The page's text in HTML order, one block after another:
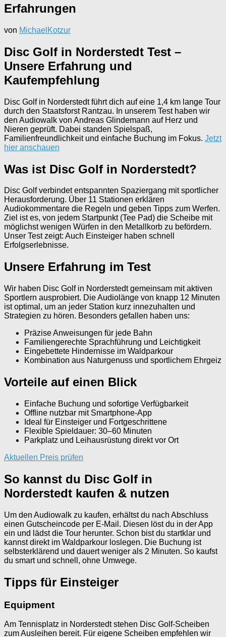
Erfahrungen
von MichaelKotzur
Disc Golf in Norderstedt Test –
Unsere Erfahrung und
Kaufempfehlung
Disc Golf in Norderstedt führt dich auf eine 1,4 km lange Tour
durch den Staatsforst Rantzau. In unserem Test haben wir
den Audiowalk von Andreas Glindemann auf Herz und
Nieren geprüft. Dabei standen Spielspaß,
Familienfreundlichkeit und einfache Buchung im Fokus. Jetzt
hier anschauen
Was ist Disc Golf in Norderstedt?
Disc Golf verbindet entspannten Spaziergang mit sportlicher
Herausforderung. Über 11 Stationen erklären
Audiokommentare die Regeln und geben Tipps zum Werfen.
Ziel ist es, von jedem Startpunkt (Tee Pad) die Scheibe mit
möglichst wenigen Würfen in den Metallkorb zu befördern.
Unser Test zeigt: Auch Einsteiger haben schnell
Erfolgserlebnisse.
Unsere Erfahrung im Test
Wir haben Disc Golf in Norderstedt gemeinsam mit aktiven
Sportlern ausprobiert. Die Audiolänge von knapp 12 Minuten
ist optimal, um an jeder Station kurz innezuhalten und
Strategien zu hören. Besonders gefallen haben uns:
Präzise Anweisungen für jede Bahn
Familiengerechte Sprachführung und Leichtigkeit
Eingebettete Hindernisse im Waldparkour
Kombination aus Naturgenuss und sportlichem Ehrgeiz
Vorteile auf einen Blick
Einfache Buchung und sofortige Verfügbarkeit
Offline nutzbar mit Smartphone-App
Ideal für Einsteiger und Fortgeschrittene
Flexible Spieldauer: 30–60 Minuten
Parkplatz und Leihausrüstung direkt vor Ort
Aktuellen Preis prüfen
So kannst du Disc Golf in
Norderstedt kaufen & nutzen
Um den Audiowalk zu kaufen, erhältst du nach Abschluss
einen Gutscheincode per E-Mail. Diesen löst du in der App
ein und lädst die Tour herunter. Schon bist du startklar und
kannst direkt im Waldparkour loslegen. Die Buchung ist
selbsterklärend und dauert weniger als 2 Minuten. So kaufst
du smart und schnell, ohne Umwege.
Tipps für Einsteiger
Equipment
Am Tennisplatz in Norderstedt stehen Disc Golf-Scheiben
zum Ausleihen bereit. Für eigene Scheiben empfehlen wir